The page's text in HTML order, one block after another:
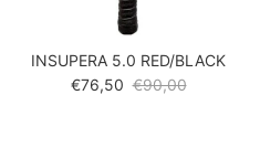
INSUPERA 5.0 RED/BLACK
Verkoopprijs
€76,50 Reguliere prijs
€90,00